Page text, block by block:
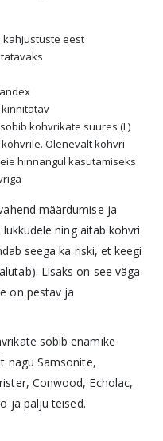
kahjustuste eest
kohvrikate suures (L)
Olenevalt kohvri
hinnangul kasutamiseks
määrdumise ja
ning aitab kohvri
seega ka riski, et keegi
Lisaks on see väga
on pestav ja
sobib enamike
nagu Samsonite,
Conwood, Echolac,
ja palju teised.